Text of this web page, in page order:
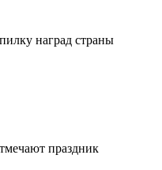
наград страны
праздник